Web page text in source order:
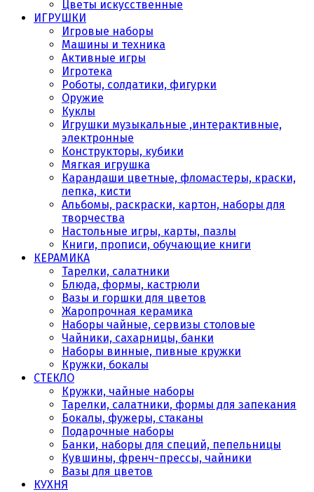
Цветы искусственные
ИГРУШКИ
Игровые наборы
Машины и техника
Активные игры
Игротека
Роботы, солдатики, фигурки
Оружие
Куклы
Игрушки музыкальные ,интерактивные,
электронные
Конструкторы, кубики
Мягкая игрушка
Карандаши цветные, фломастеры, краски,
лепка, кисти
Альбомы, раскраски, картон, наборы для
творчества
Настольные игры, карты, пазлы
Книги, прописи, обучающие книги
КЕРАМИКА
Тарелки, салатники
Блюда, формы, кастрюли
Вазы и горшки для цветов
Жаропрочная керамика
Наборы чайные, сервизы столовые
Чайники, сахарницы, банки
Наборы винные, пивные кружки
Кружки, бокалы
СТЕКЛО
Кружки, чайные наборы
Тарелки, салатники, формы для запекания
Бокалы, фужеры, стаканы
Подарочные наборы
Банки, наборы для специй, пепельницы
Кувшины, френч-прессы, чайники
Вазы для цветов
КУХНЯ